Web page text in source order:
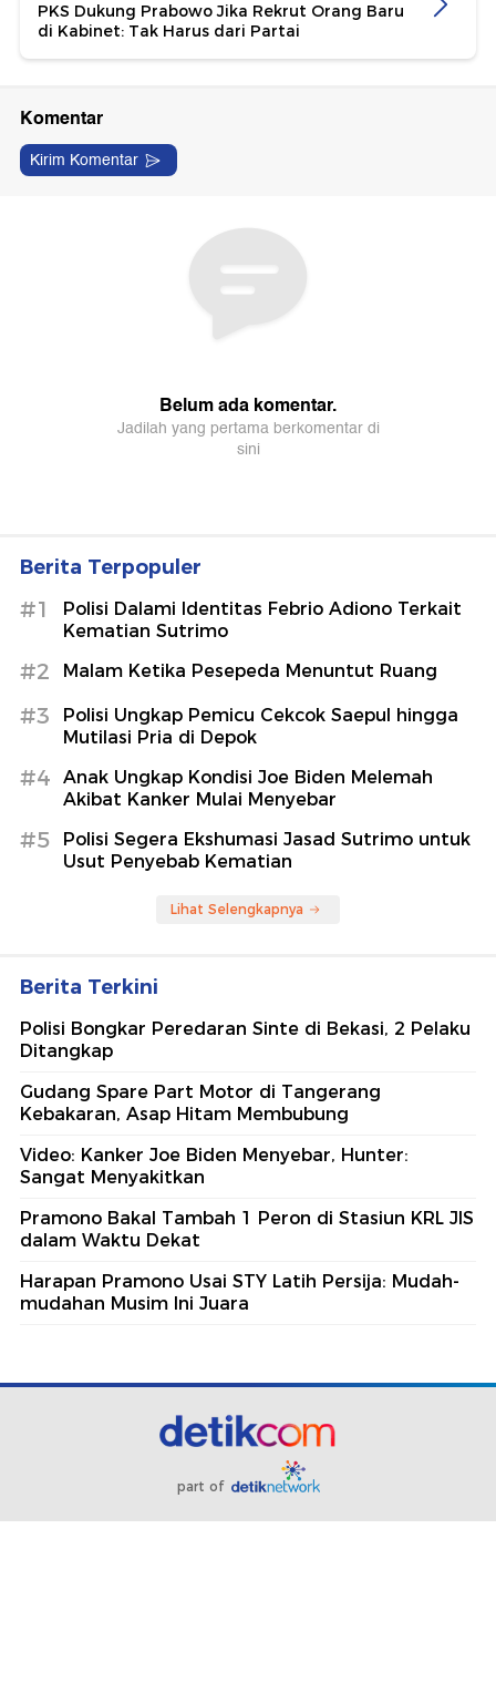
PKS Dukung Prabowo Jika Rekrut Orang Baru
di Kabinet: Tak Harus dari Partai
Berita Terpopuler
#1
Polisi Dalami Identitas Febrio Adiono Terkait
Kematian Sutrimo
#2 Malam Ketika Pesepeda Menuntut Ruang
#3
Polisi Ungkap Pemicu Cekcok Saepul hingga
Mutilasi Pria di Depok
#4
Anak Ungkap Kondisi Joe Biden Melemah
Akibat Kanker Mulai Menyebar
#5
Polisi Segera Ekshumasi Jasad Sutrimo untuk
Usut Penyebab Kematian
Lihat Selengkapnya
Berita Terkini
Polisi Bongkar Peredaran Sinte di Bekasi, 2 Pelaku
Ditangkap
Gudang Spare Part Motor di Tangerang
Kebakaran, Asap Hitam Membubung
Video: Kanker Joe Biden Menyebar, Hunter:
Sangat Menyakitkan
Pramono Bakal Tambah 1 Peron di Stasiun KRL JIS
dalam Waktu Dekat
Harapan Pramono Usai STY Latih Persija: Mudah-
mudahan Musim Ini Juara
part of